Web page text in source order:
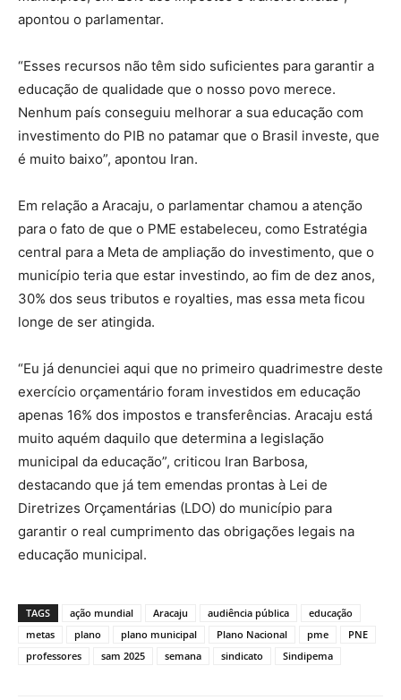
apontou o parlamentar.
“Esses recursos não têm sido suficientes para garantir a
educação de qualidade que o nosso povo merece.
Nenhum país conseguiu melhorar a sua educação com
investimento do PIB no patamar que o Brasil investe, que
é muito baixo”, apontou Iran.
Em relação a Aracaju, o parlamentar chamou a atenção
para o fato de que o PME estabeleceu, como Estratégia
central para a Meta de ampliação do investimento, que o
município teria que estar investindo, ao fim de dez anos,
30% dos seus tributos e royalties, mas essa meta ficou
longe de ser atingida.
“Eu já denunciei aqui que no primeiro quadrimestre deste
exercício orçamentário foram investidos em educação
apenas 16% dos impostos e transferências. Aracaju está
muito aquém daquilo que determina a legislação
municipal da educação”, criticou Iran Barbosa,
destacando que já tem emendas prontas à Lei de
Diretrizes Orçamentárias (LDO) do município para
garantir o real cumprimento das obrigações legais na
educação municipal.
TAGS ação mundial Aracaju audiência pública
educação
metas
plano plano municipal Plano Nacional pme
PNE
professores
sam 2025 semana sindicato Sindipema